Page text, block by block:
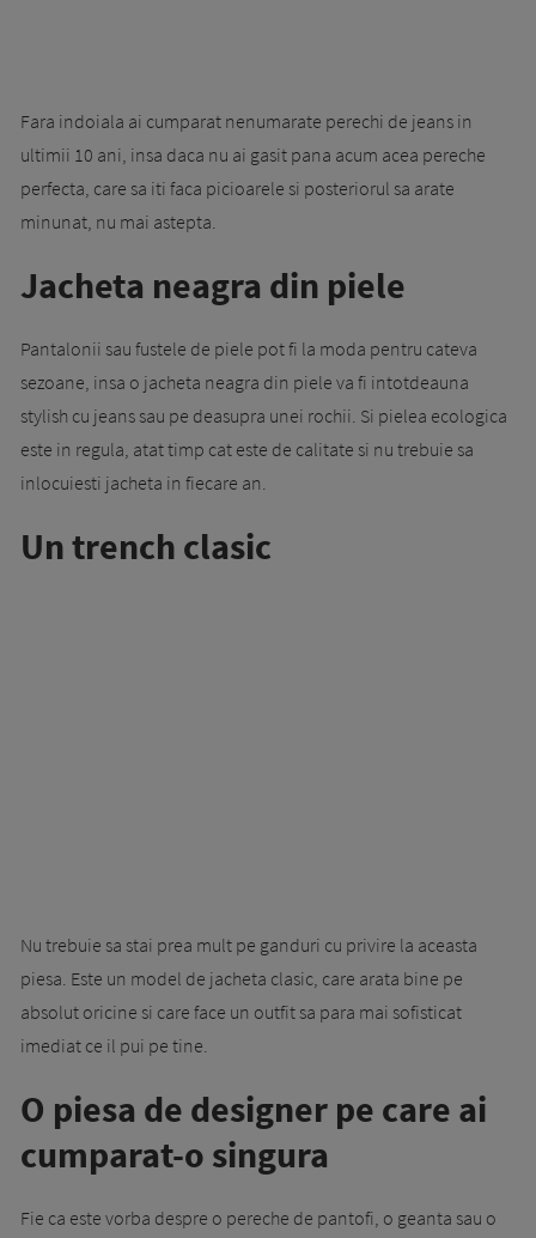
Fara indoiala ai cumparat nenumarate perechi de jeans in
ultimii 10 ani, insa daca nu ai gasit pana acum acea pereche
perfecta, care sa iti faca picioarele si posteriorul sa arate
minunat, nu mai astepta.
Jacheta neagra din piele
Pantalonii sau fustele de piele pot fi la moda pentru cateva
sezoane, insa o jacheta neagra din piele va fi intotdeauna
stylish cu jeans sau pe deasupra unei rochii. Si pielea ecologica
este in regula, atat timp cat este de calitate si nu trebuie sa
inlocuiesti jacheta in fiecare an.
Un trench clasic
Nu trebuie sa stai prea mult pe ganduri cu privire la aceasta
piesa. Este un model de jacheta clasic, care arata bine pe
absolut oricine si care face un outfit sa para mai sofisticat
imediat ce il pui pe tine.
O piesa de designer pe care ai
cumparat-o singura
Fie ca este vorba despre o pereche de pantofi, o geanta sau o